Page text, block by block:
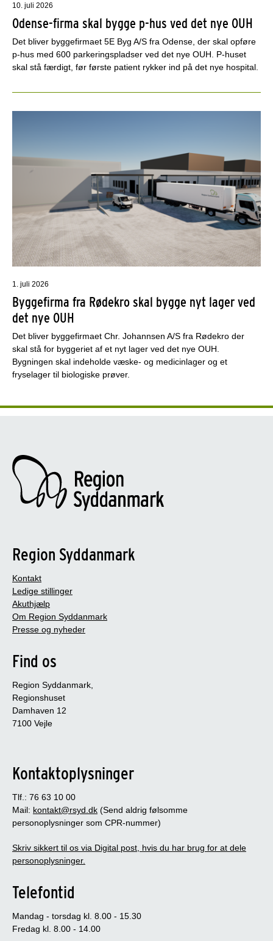
10. juli 2026
Odense-firma skal bygge p-hus ved det nye OUH
Det bliver byggefirmaet 5E Byg A/S fra Odense, der skal opføre
p-hus med 600 parkeringspladser ved det nye OUH. P-huset
skal stå færdigt, før første patient rykker ind på det nye hospital.
1. juli 2026
Byggefirma fra Rødekro skal bygge nyt lager ved
det nye OUH
Det bliver byggefirmaet Chr. Johannsen A/S fra Rødekro der
skal stå for byggeriet af et nyt lager ved det nye OUH.
Bygningen skal indeholde væske- og medicinlager og et
fryselager til biologiske prøver.
Region Syddanmark
Kontakt
Ledige stillinger
Akuthjælp
Om Region Syddanmark
Presse og nyheder
Find os
Region Syddanmark,
Regionshuset
Damhaven 12
7100 Vejle
Kontaktoplysninger
Tlf.: 76 63 10 00
Mail: kontakt@rsyd.dk (Send aldrig følsomme
personoplysninger som CPR-nummer)
Skriv sikkert til os via Digital post, hvis du har brug for at dele
personoplysninger.
Telefontid
Mandag - torsdag kl. 8.00 - 15.30
Fredag kl. 8.00 - 14.00